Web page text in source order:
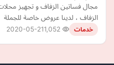
مجال فساتين الزفاف و تجهيز
الزفاف ، لدينا عروض خاصة للجملة
خدمات 2020-05-21